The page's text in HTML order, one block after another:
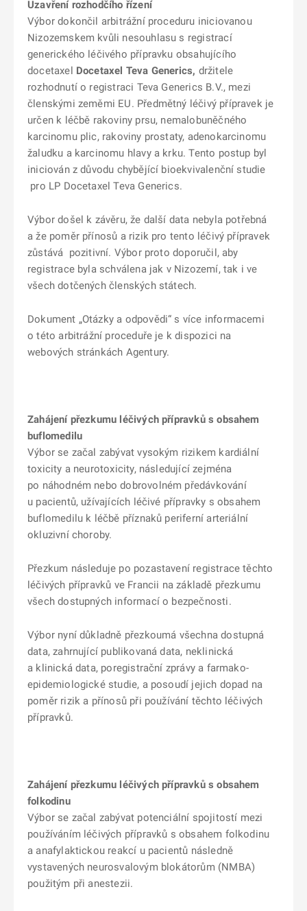
Uzavření rozhodčího řízení
Výbor dokončil arbitrážní proceduru iniciovanou
Nizozemskem kvůli nesouhlasu s registrací
generického léčivého přípravku obsahujícího
docetaxel Docetaxel Teva Generics, držitele
rozhodnutí o registraci Teva Generics B.V., mezi
členskými zeměmi EU. Předmětný léčivý přípravek je
určen k léčbě rakoviny prsu, nemalobuněčného
karcinomu plic, rakoviny prostaty, adenokarcinomu
žaludku a karcinomu hlavy a krku. Tento postup byl
iniciován z důvodu chybějící bioekvivalenční studie
pro LP Docetaxel Teva Generics.
Výbor došel k závěru, že další data nebyla potřebná
a že poměr přínosů a rizik pro tento léčivý přípravek
zůstává pozitivní. Výbor proto doporučil, aby
registrace byla schválena jak v Nizozemí, tak i ve
všech dotčených členských státech.
Dokument „Otázky a odpovědi“ s více informacemi
o této arbitrážní proceduře je k dispozici na
webových stránkách Agentury.
Zahájení přezkumu léčivých přípravků s obsahem
buflomedilu
Výbor se začal zabývat vysokým rizikem kardiální
toxicity a neurotoxicity, následující zejména
po náhodném nebo dobrovolném předávkování
u pacientů, užívajících léčivé přípravky s obsahem
buflomedilu k léčbě příznaků periferní arteriální
okluzivní choroby.
Přezkum následuje po pozastavení registrace těchto
léčivých přípravků ve Francii na základě přezkumu
všech dostupných informací o bezpečnosti.
Výbor nyní důkladně přezkoumá všechna dostupná
data, zahrnující publikovaná data, neklinická
a klinická data, poregistrační zprávy a farmako-
epidemiologické studie, a posoudí jejich dopad na
poměr rizik a přínosů při používání těchto léčivých
přípravků.
Zahájení přezkumu léčivých přípravků s obsahem
folkodinu
Výbor se začal zabývat potenciální spojitostí mezi
používáním léčivých přípravků s obsahem folkodinu
a anafylaktickou reakcí u pacientů následně
vystavených neurosvalovým blokátorům (NMBA)
použitým při anestezii.